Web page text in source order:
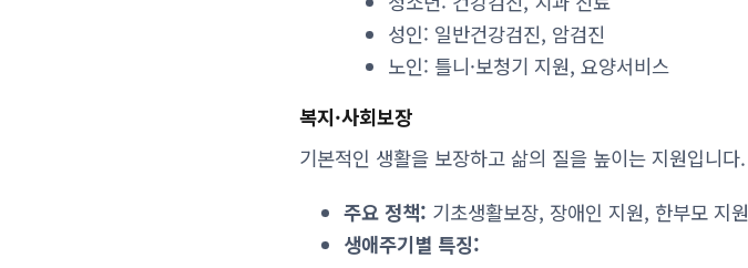
성인: 일반건강검진, 암검진
노인: 틀니·보청기 지원, 요양서비스
복지·사회보장
기본적인 생활을 보장하고 삶의 질을 높이는 지원입니다.
주요 정책: 기초생활보장, 장애인 지원, 한부모 지원
생애주기별 특징: